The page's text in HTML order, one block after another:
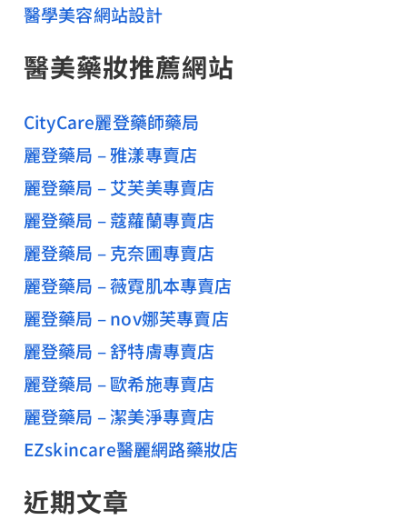
醫學美容網站設計
醫美藥妝推薦網站
CityCare麗登藥師藥局
麗登藥局 – 雅漾專賣店
麗登藥局 – 艾芙美專賣店
麗登藥局 – 蔻蘿蘭專賣店
麗登藥局 – 克奈圃專賣店
麗登藥局 – 薇霓肌本專賣店
麗登藥局 – nov娜芙專賣店
麗登藥局 – 舒特膚專賣店
麗登藥局 – 歐希施專賣店
麗登藥局 – 潔美淨專賣店
EZskincare醫麗網路藥妝店
近期文章